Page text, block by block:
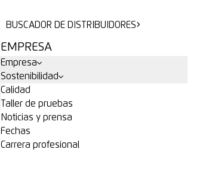
BUSCADOR DE DISTRIBUIDORES
EMPRESA
Empresa
Sostenibilidad
Calidad
Taller de pruebas
Noticias y prensa
Fechas
Carrera profesional